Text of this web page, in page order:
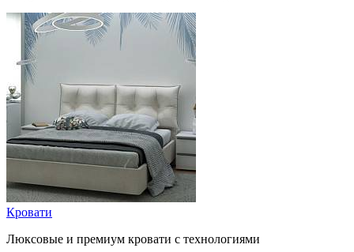
Кровати
Люксовые и премиум кровати с технологиями